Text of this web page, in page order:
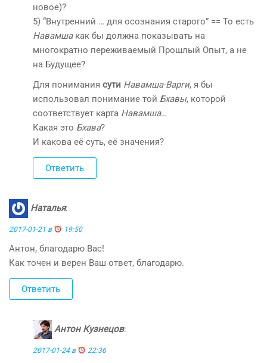
новое)?
5) “Внутренний … для осознания старого” == То есть
Навамшакак бы должна показывать на
многократно переживаемый Прошлый Опыт, а не
на Будущее?
Для понимания сути Навамша-Варги, я бы
использовал понимание той Бхавы, которой
соответствует карта Навамша…
Какая это Бхава?
И какова её суть, её значения?
Ответить
Наталья:
2017-01-21 в 19:50
Антон, благодарю Вас!
Как точен и верен Ваш ответ, благодарю.
Ответить
Антон Кузнецов:
2017-01-24 в 22:36